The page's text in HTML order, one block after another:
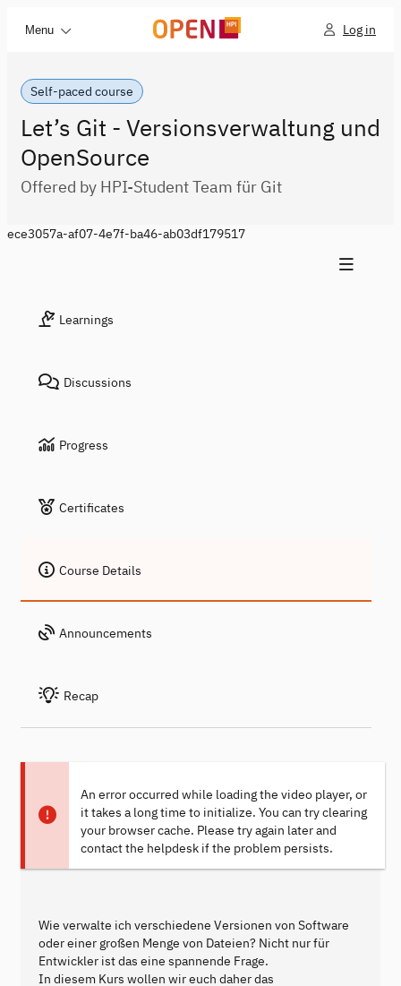
Menu Log in
Self-paced course
Let’s Git - Versionsverwaltung und
OpenSource
Offered by HPI-Student Team für Git
ece3057a-af07-4e7f-ba46-ab03df179517
Learnings
Discussions
Progress
Certificates
Course Details
Announcements
Recap
An error occurred while loading the video player, or
it takes a long time to initialize. You can try clearing
your browser cache. Please try again later and
contact the helpdesk if the problem persists.
Wie verwalte ich verschiedene Versionen von Software
oder einer großen Menge von Dateien? Nicht nur für
Entwickler ist das eine spannende Frage.
In diesem Kurs wollen wir euch daher das